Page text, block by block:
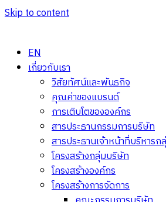
Skip to content
EN
เกี่ยวกับเรา
วิสัยทัศน์และพันธกิจ
คุณค่าของแบรนด์
การเติบโตขององค์กร
สารประธานกรรมการบริษัท
สารประธานเจ้าหน้าที่บริหารก
โครงสร้างกลุ่มบริษัท
โครงสร้างองค์กร
โครงสร้างการจัดการ